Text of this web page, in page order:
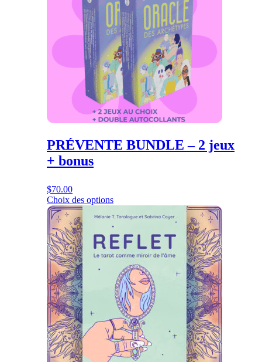
PRÉVENTE BUNDLE – 2 jeux
+ bonus
$70.00
Choix des options
choisies
sur